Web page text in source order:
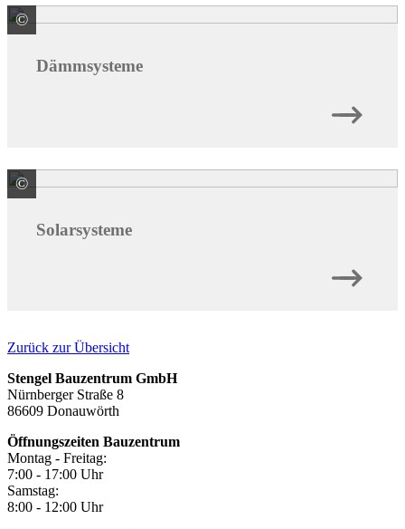
© BMI Deutschland GmbH Marke Braas
Dämmsysteme
© BMI Deutschland GmbH Marke Braas
Solarsysteme
Zurück zur Übersicht
Stengel Bauzentrum GmbH
Nürnberger Straße 8
86609 Donauwörth
Öffnungszeiten Bauzentrum
Montag - Freitag:
7:00 - 17:00 Uhr
Samstag:
8:00 - 12:00 Uhr